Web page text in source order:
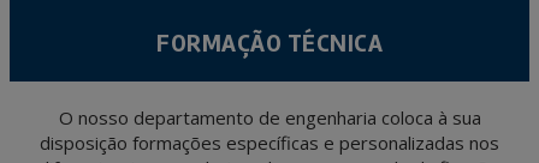
FORMAÇÃO TÉCNICA
O nosso departamento de engenharia coloca à sua
disposição formações específicas e personalizadas nos